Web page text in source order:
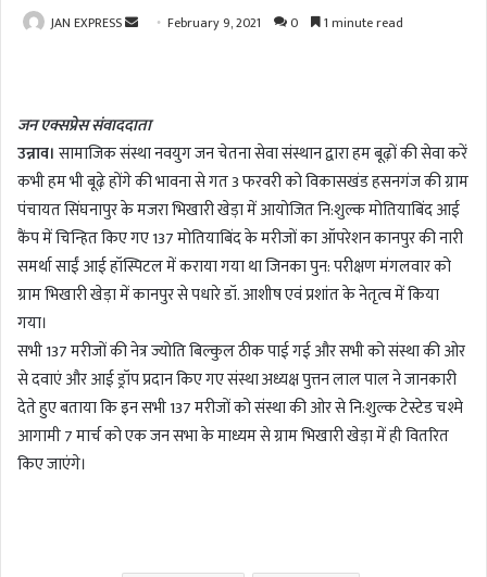
JAN EXPRESS
a
n
e
m
a
i
l
February 9, 2021 0 1 minute read
जन एक्सप्रेस संवाददाता
उन्नाव। सामाजिक संस्था नवयुग जन चेतना सेवा संस्थान द्वारा हम बूढ़ों की सेवा करें
कभी हम भी बूढ़े होंगे की भावना से गत 3 फरवरी को विकासखंड हसनगंज की ग्राम
पंचायत सिंघनापुर के मजरा भिखारी खेड़ा में आयोजित नि:शुल्क मोतियाबिंद आई
कैंप में चिन्हित किए गए 137 मोतियाबिंद के मरीजों का ऑपरेशन कानपुर की नारी
समर्था साईं आई हॉस्पिटल में कराया गया था जिनका पुन: परीक्षण मंगलवार को
ग्राम भिखारी खेड़ा में कानपुर से पधारे डॉ. आशीष एवं प्रशांत के नेतृत्व में किया
गया।
सभी 137 मरीजों की नेत्र ज्योति बिल्कुल ठीक पाई गई और सभी को संस्था की ओर
से दवाएं और आई ड्रॉप प्रदान किए गए संस्था अध्यक्ष पुत्तन लाल पाल ने जानकारी
देते हुए बताया कि इन सभी 137 मरीजों को संस्था की ओर से नि:शुल्क टेस्टेड चश्मे
आगामी 7 मार्च को एक जन सभा के माध्यम से ग्राम भिखारी खेड़ा में ही वितरित
किए जाएंगे।